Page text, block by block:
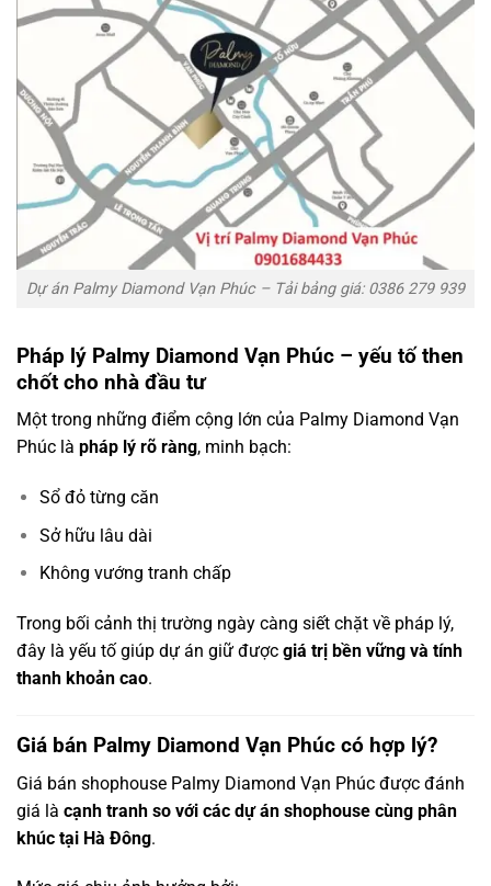
Dự án Palmy Diamond Vạn Phúc – Tải bảng giá: 0386 279 939
Pháp lý Palmy Diamond Vạn Phúc – yếu tố then
chốt cho nhà đầu tư
Một trong những điểm cộng lớn của Palmy Diamond Vạn
Phúc là pháp lý rõ ràng, minh bạch:
Sổ đỏ từng căn
Sở hữu lâu dài
Không vướng tranh chấp
Trong bối cảnh thị trường ngày càng siết chặt về pháp lý,
đây là yếu tố giúp dự án giữ được giá trị bền vững và tính
thanh khoản cao.
Giá bán Palmy Diamond Vạn Phúc có hợp lý?
Giá bán shophouse Palmy Diamond Vạn Phúc được đánh
giá là cạnh tranh so với các dự án shophouse cùng phân
khúc tại Hà Đông.